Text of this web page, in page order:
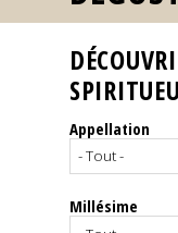
Reportages
Nos
Spiritueux
Appellation
Millésime